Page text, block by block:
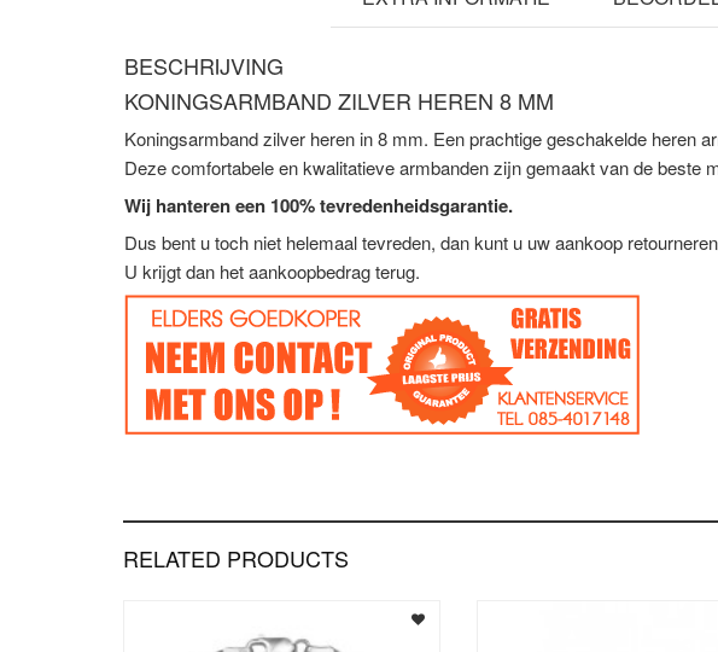
BESCHRIJVING
KONINGSARMBAND ZILVER HEREN 8 MM
Koningsarmband zilver heren in 8 mm. Een prachtige geschakelde heren
Deze comfortabele en kwalitatieve armbanden zijn gemaakt van de beste
Wij hanteren een 100% tevredenheidsgarantie.
Dus bent u toch niet helemaal tevreden, dan kunt u uw aankoop
U krijgt dan het aankoopbedrag terug.
RELATED PRODUCTS